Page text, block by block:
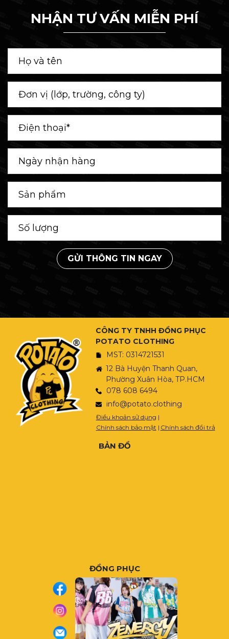
NHẬN TƯ VẤN MIỄN PHÍ
GỬI THÔNG TIN NGAY
CÔNG TY TNHH ĐỒNG PHỤC
POTATO CLOTHING
MST: 0314721531
12 Bà Huyện Thanh Quan,
Phường Xuân Hòa, TP.HCM
078 608 6494
info@potato.clothing
Điều khoản sử dụng |
Chính sách bảo mật | Chính sách đổi trả
BẢN ĐỒ
ĐỒNG PHỤC